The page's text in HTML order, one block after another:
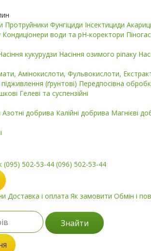
Протруйники Фунгіциди Інсектициди
Кондиціонери води та pH-коректори
кукурудзи Насіння озимого ріпаку
Амінокислоти, Фульвокислоти,
(ґрунтові) Передпосівна
Гелеві та суспензійні
Азотні добрива Калійні добрива Магнієві
(095) 502-53-44 (096) 502-53-44
Доставка і оплата Як замовити Обмін і
Знайти